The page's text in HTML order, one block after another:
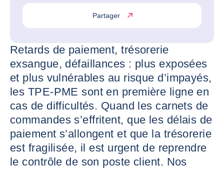
Partager
Retards de paiement, trésorerie
exsangue, défaillances : plus exposées
et plus vulnérables au risque d’impayés,
les TPE-PME sont en première ligne en
cas de difficultés. Quand les carnets de
commandes s’effritent, que les délais de
paiement s’allongent et que la trésorerie
est fragilisée, il est urgent de reprendre
le contrôle de son poste client. Nos